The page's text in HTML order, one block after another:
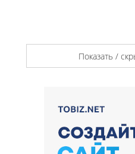
Показать /